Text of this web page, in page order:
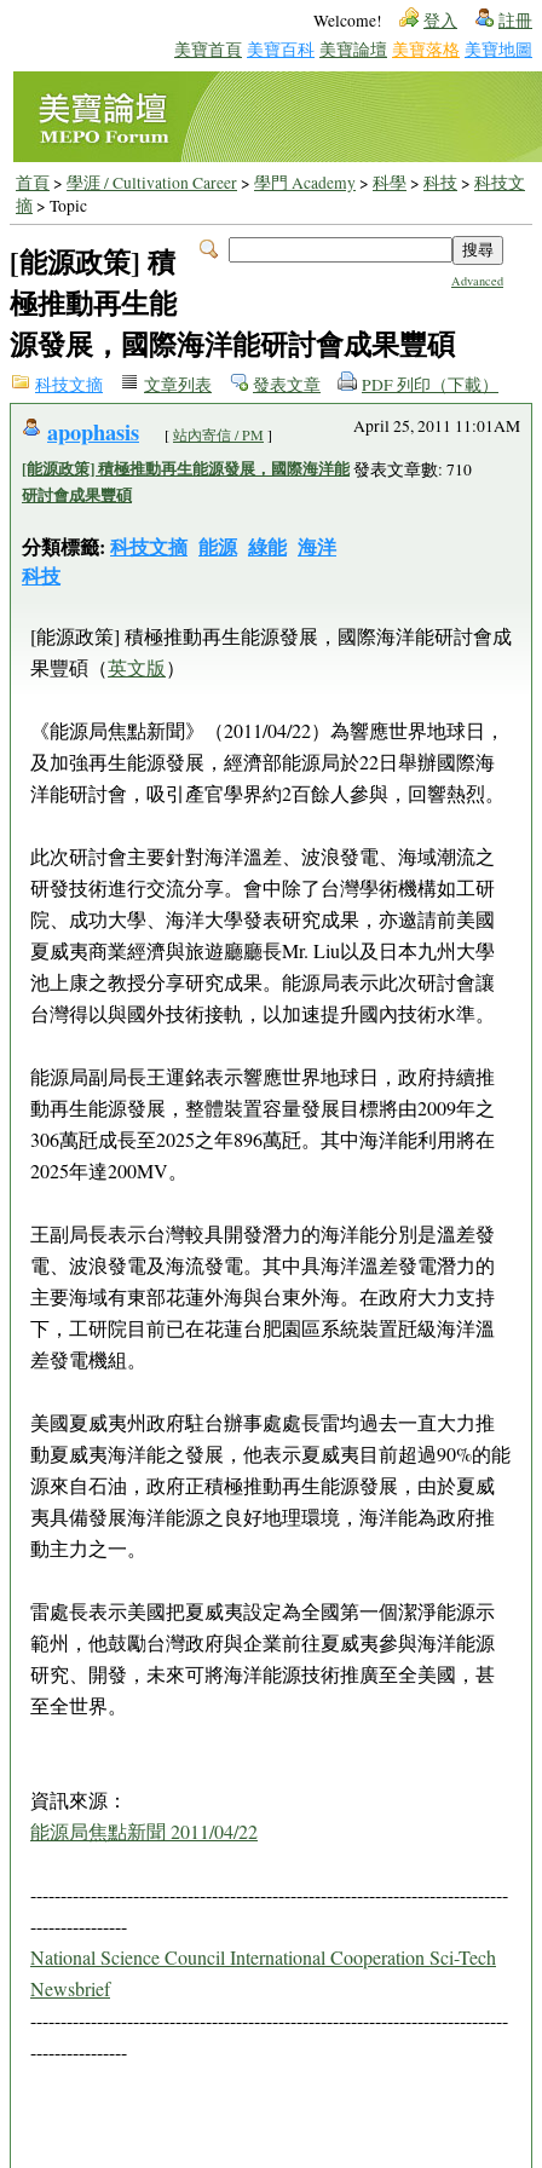
Welcome! 登入 註冊
美寶首頁 美寶百科 美寶論壇 美寶落格 美寶地圖
首頁> 學涯 / Cultivation Career> 學門 Academy> 科學> 科技> 科技文
摘> Topic
Advanced
[能源政策] 積
極推動再生能
源發展，國際海洋能研討會成果豐碩
科技文摘 文章列表 發表文章 PDF 列印（下載）
apophasis [站內寄信 / PM ]
[能源政策] 積極推動再生能源發展，國際海洋能
研討會成果豐碩
分類標籤: 科技文摘 能源 綠能 海洋
科技
April 25, 2011 11:01AM
發表文章數: 710
[能源政策] 積極推動再生能源發展，國際海洋能研討會成
果豐碩（英文版）
《能源局焦點新聞》（2011/04/22）為響應世界地球日，
及加強再生能源發展，經濟部能源局於22日舉辦國際海
洋能研討會，吸引產官學界約2百餘人參與，回響熱烈。
此次研討會主要針對海洋溫差、波浪發電、海域潮流之
研發技術進行交流分享。會中除了台灣學術機構如工研
院、成功大學、海洋大學發表研究成果，亦邀請前美國
夏威夷商業經濟與旅遊廳廳長Mr. Liu以及日本九州大學
池上康之教授分享研究成果。能源局表示此次研討會讓
台灣得以與國外技術接軌，以加速提升國內技術水準。
能源局副局長王運銘表示響應世界地球日，政府持續推
動再生能源發展，整體裝置容量發展目標將由2009年之
306萬瓩成長至2025之年896萬瓩。其中海洋能利用將在
2025年達200MV。
王副局長表示台灣較具開發潛力的海洋能分別是溫差發
電、波浪發電及海流發電。其中具海洋溫差發電潛力的
主要海域有東部花蓮外海與台東外海。在政府大力支持
下，工研院目前已在花蓮台肥園區系統裝置瓩級海洋溫
差發電機組。
美國夏威夷州政府駐台辦事處處長雷均過去一直大力推
動夏威夷海洋能之發展，他表示夏威夷目前超過90%的能
源來自石油，政府正積極推動再生能源發展，由於夏威
夷具備發展海洋能源之良好地理環境，海洋能為政府推
動主力之一。
雷處長表示美國把夏威夷設定為全國第一個潔淨能源示
範州，他鼓勵台灣政府與企業前往夏威夷參與海洋能源
研究、開發，未來可將海洋能源技術推廣至全美國，甚
至全世界。
資訊來源：
能源局焦點新聞 2011/04/22
-------------------------------------------------------------------------------
----------------
National Science Council International Cooperation Sci-Tech
Newsbrief
-------------------------------------------------------------------------------
----------------